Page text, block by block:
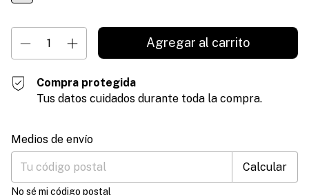
Compra protegida
Tus datos cuidados durante toda la compra.
Entregas para el CP:
Medios de envío
Calcular
No sé mi código postal